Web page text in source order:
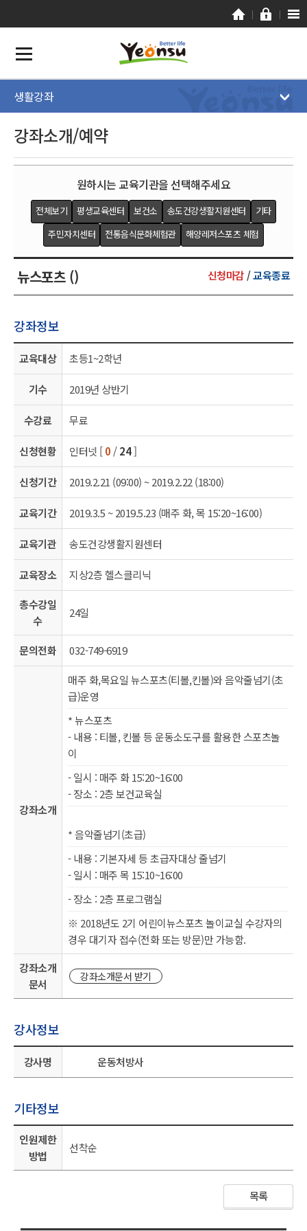
강좌소개/예약
생활강좌
원하시는 교육기관을 선택해주세요
전체보기 평생교육센터 보건소 송도건강생활지원센터
기타
주민자치센터
전통음식문화체험관 해양레저스포츠 체험
뉴스포츠 () 신청마감 /교육종료
강좌정보
교육대상 초등1~2학년
기수 2019년 상반기
수강료 무료
신청현황 인터넷 [0 /24]
신청기간 2019.2.21 (09:00) ~ 2019.2.22 (18:00)
교육기간 2019.3.5 ~ 2019.5.23 (매주 화, 목 15:20~16:00)
교육기관 송도건강생활지원센터
교육장소 지상2층 헬스클리닉
총수강일
수
24일
문의전화 032-749-6919
강좌소개
매주 화,목요일 뉴스포츠(티볼,킨볼)와 음악줄넘기(초
급)운영
* 뉴스포츠
- 내용 : 티볼, 킨볼 등 운동소도구를 활용한 스포츠놀
이
- 일시 : 매주 화 15:20~16:00
- 장소 : 2층 보건교육실
* 음악줄넘기(초급)
- 내용 : 기본자세 등 초급자대상 줄넘기
- 일시 : 매주 목 15:10~16:00
- 장소 : 2층 프로그램실
※ 2018년도 2기 어린이뉴스포츠 놀이교실 수강자의
경우 대기자 접수(전화 또는 방문)만 가능함.
강좌소개
문서
강좌소개문서 받기
강사정보
강사명 운동처방사
기타정보
인원제한
방법
선착순
목록